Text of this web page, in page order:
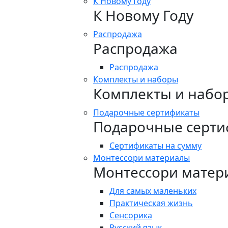
К Новому Году
Распродажа
Распродажа
Распродажа
Комплекты и наборы
Комплекты и
Подарочные сертификаты
Подарочные
Сертификаты на сумму
Монтессори материалы
Монтессори
Для самых маленьких
Практическая жизнь
Сенсорика